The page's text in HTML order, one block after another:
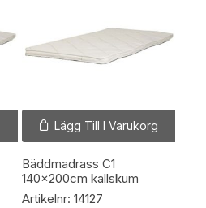
Lägg Till I Varukorg
Bäddmadrass C1
140x200cm kallskum
Artikelnr: 14127